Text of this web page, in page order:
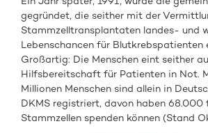
gegründet, die seither mit der
Stammzelltransplantaten landes- und
Lebenschancen für Blutkrebspatienten
Großartig: Die Menschen eint seither
Hilfsbereitschaft für Patienten in Not.
Millionen Menschen sind allein in
DKMS registriert, davon haben 68.000
Stammzellen spenden können (Stand